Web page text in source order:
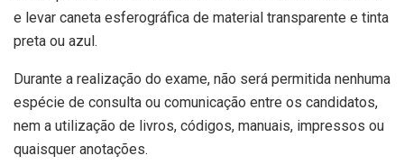
e levar caneta esferográfica de material transparente e tinta
preta ou azul.
Durante a realização do exame, não será permitida nenhuma
espécie de consulta ou comunicação entre os candidatos,
nem a utilização de livros, códigos, manuais, impressos ou
quaisquer anotações.